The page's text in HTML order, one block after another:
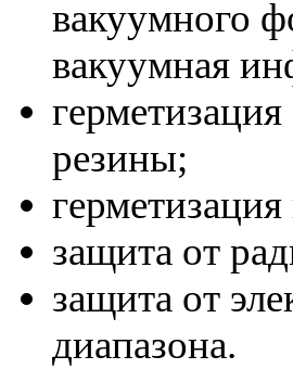
вакуумного
вакуумная
резины;
защита от
защита от
диапазона.